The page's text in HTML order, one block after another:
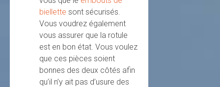
biellette sont sécurisés.
Vous voudrez également
vous assurer que la rotule
est en bon état. Vous voulez
que ces pièces soient
bonnes des deux côtés afin
qu’il n’y ait pas d’usure des